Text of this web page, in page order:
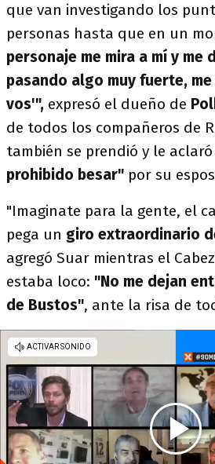
que van investigando los
personas hasta que en un
personaje me mira a mí y me
pasando algo muy fuerte,
vos'", expresó el dueño de
de todos los compañeros de
también se prendió y le
prohibido besar" por su
"Imaginate para la gente, el
pega un giro extraordinario
agregó Suar mientras el
estaba loco: "No me dejan
de Bustos", ante la risa de